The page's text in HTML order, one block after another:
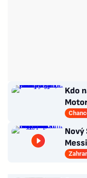
Kdo